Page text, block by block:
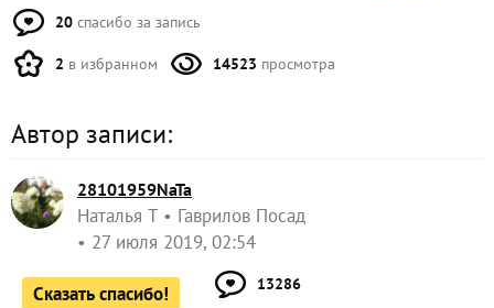
20 спасибо за запись
2 в избранном 14523 просмотра
Автор записи:
28101959NaTa
Наталья Т
Гаврилов Посад
27 июля 2019, 02:54
Сказать спасибо! 13286